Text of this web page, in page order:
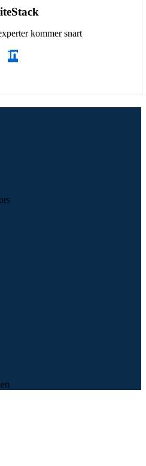
kommer snart